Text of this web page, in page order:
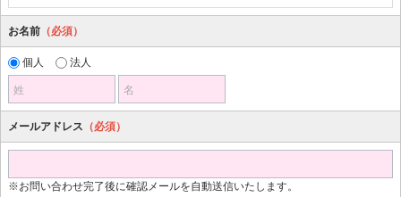
お名前 （必須）
個人 法人
姓 名
メールアドレス （必須）
※お問い合わせ完了後に確認メールを自動送信いたします。